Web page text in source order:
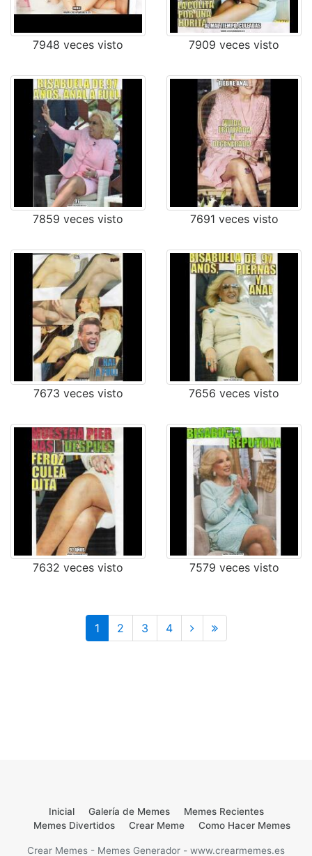
7948 veces visto 7909 veces visto
7859 veces visto 7691 veces visto
7673 veces visto 7656 veces visto
7632 veces visto 7579 veces visto
1 2 3 4 Última
Inicial Galería de Memes
Memes Recientes
Memes Divertidos
Crear Meme Como Hacer Memes
Crear Memes - Memes Generador - www.crearmemes.es